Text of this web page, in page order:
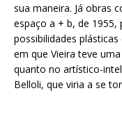
sua maneira. Já obras
espaço a + b, de
possibilidades
em que Vieira teve
quanto no artístico-
Belloli, que viria a se